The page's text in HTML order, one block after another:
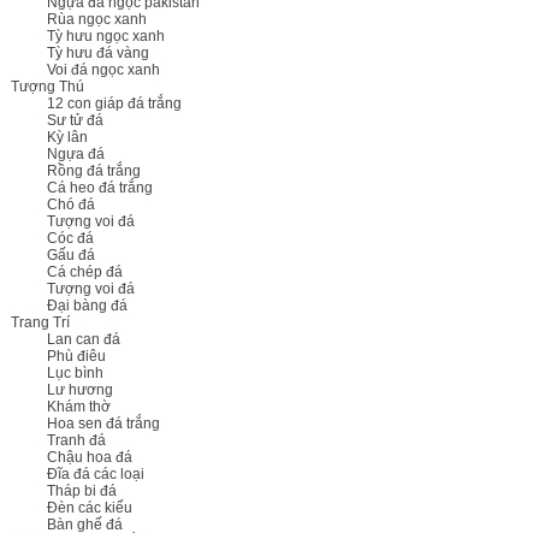
Rùa ngọc xanh
Tỳ hưu ngọc xanh
Tỳ hưu đá vàng
Voi đá ngọc xanh
Tượng Thú
12 con giáp đá trắng
Sư tử đá
Kỳ lân
Ngựa đá
Rồng đá trắng
Cá heo đá trắng
Chó đá
Tượng voi đá
Cóc đá
Gấu đá
Cá chép đá
Tượng voi đá
Đại bàng đá
Trang Trí
Lan can đá
Phù điêu
Lục bình
Lư hương
Khám thờ
Hoa sen đá trắng
Tranh đá
Chậu hoa đá
Đĩa đá các loại
Tháp bi đá
Đèn các kiểu
Bàn ghế đá